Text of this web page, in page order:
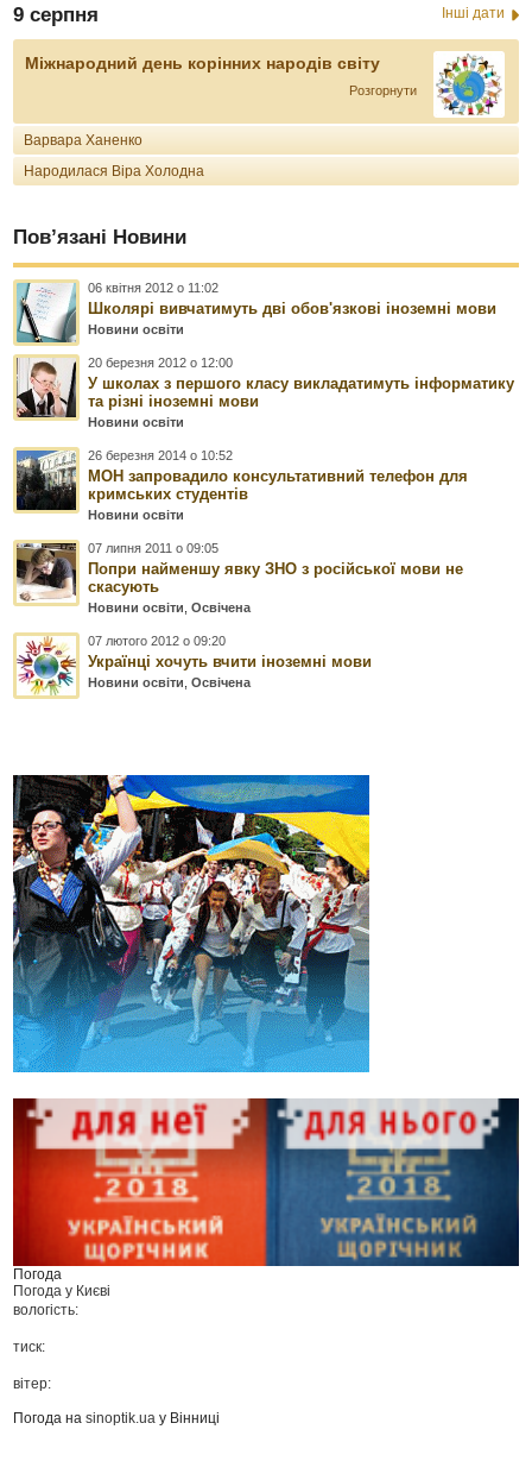
9 серпня Інші дати
Міжнародний день корінних народів світу
Розгорнути
Варвара Ханенко
Народилася Віра Холодна
Пов’язані Новини
06 квітня 2012 о 11:02
Школярі вивчатимуть дві обов'язкові іноземні мови
Новини освіти
20 березня 2012 о 12:00
У школах з першого класу викладатимуть інформатику
та різні іноземні мови
Новини освіти
26 березня 2014 о 10:52
МОН запровадило консультативний телефон для
кримських студентів
Новини освіти
07 липня 2011 о 09:05
Попри найменшу явку ЗНО з російської мови не
скасують
Новини освіти ,Освічена
07 лютого 2012 о 09:20
Українці хочуть вчити іноземні мови
Новини освіти ,Освічена
Погода
Погода у Києві
вологість:
тиск:
вітер:
Погода наsinoptik.ua у Вінниці